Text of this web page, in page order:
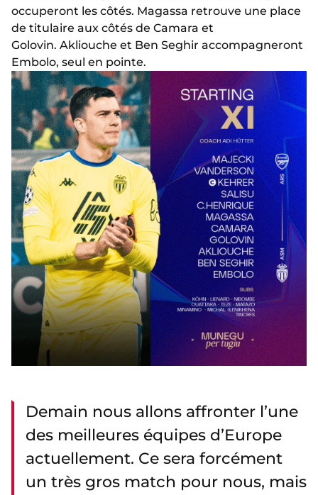
occuperont les côtés. Magassa retrouve une place
de titulaire aux côtés de Camara et
Golovin. Akliouche et Ben Seghir accompagneront
Embolo, seul en pointe.
Demain nous allons affronter l’une
des meilleures équipes d’Europe
actuellement. Ce sera forcément
un très gros match pour nous, mais